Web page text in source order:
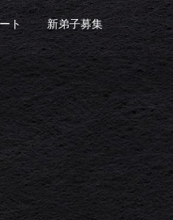
ト 新弟子募集